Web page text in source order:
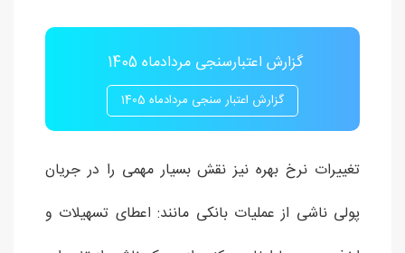
گزارش اعتبارسنجی مردادماه 1405
گزارش اعتبار سنجی مردادماه 1405
تغییرات نرخ بهره نیز نقش بسیار مهمی را در جریان
پولی ناشی از عملیات بانکی مانند: اعطای تسهیلات و